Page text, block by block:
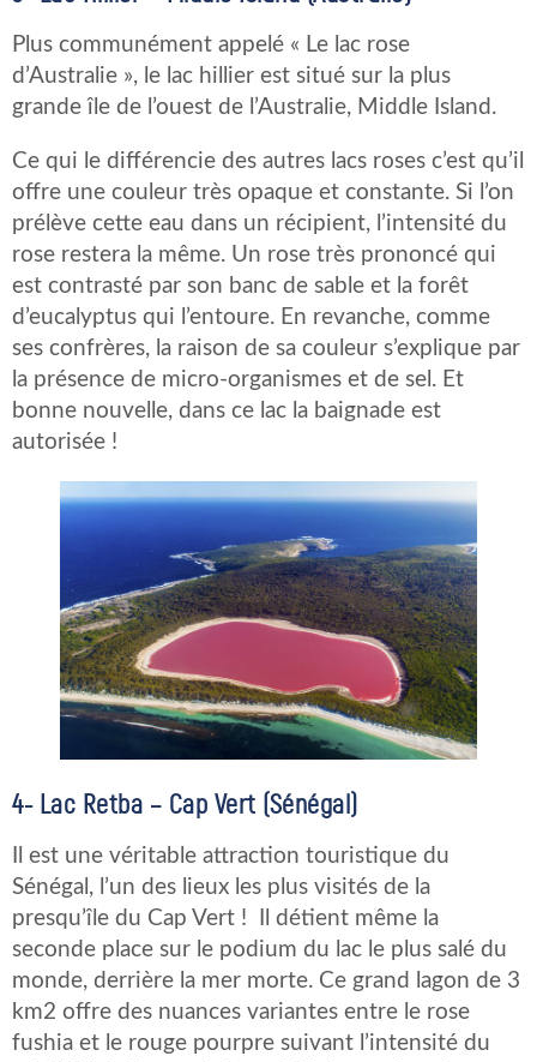
Plus communément appelé « Le lac rose
d’Australie », le lac hillier est situé sur la plus
grande île de l’ouest de l’Australie, Middle Island.
Ce qui le différencie des autres lacs roses c’est qu’il
offre une couleur très opaque et constante. Si l’on
prélève cette eau dans un récipient, l’intensité du
rose restera la même. Un rose très prononcé qui
est contrasté par son banc de sable et la forêt
d’eucalyptus qui l’entoure. En revanche, comme
ses confrères, la raison de sa couleur s’explique par
la présence de micro-organismes et de sel. Et
bonne nouvelle, dans ce lac la baignade est
autorisée !
4- Lac Retba – Cap Vert (Sénégal)
Il est une véritable attraction touristique du
Sénégal, l’un des lieux les plus visités de la
presqu’île du Cap Vert ! Il détient même la
seconde place sur le podium du lac le plus salé du
monde, derrière la mer morte. Ce grand lagon de 3
km2 offre des nuances variantes entre le rose
fushia et le rouge pourpre suivant l’intensité du